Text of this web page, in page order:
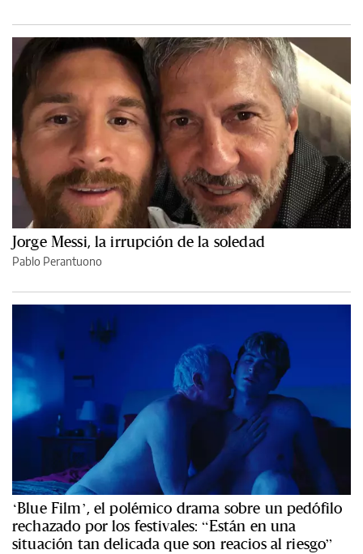
Jorge Messi, la irrupción de la soledad
Pablo Perantuono
‘Blue Film’, el polémico drama sobre un pedófilo
rechazado por los festivales: “Están en una
situación tan delicada que son reacios al riesgo”